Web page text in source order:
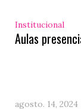
Institucional
Aulas
agosto. 14, 2024